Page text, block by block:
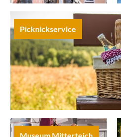
Picknickservice